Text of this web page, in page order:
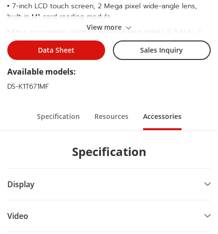
7-inch LCD touch screen, 2 Mega pixel wide-angle lens,
built-in M1 card reading module
Face recognition distance (without face mask): 0.3 m to 3
m, Duration ＜ 0.2 s/User, Accuracy rate ≥ 99%
Max.6000 faces, Max.6000 cards and Max. 5000
fingerprints
Two-way audio with client software,indoor station, and main
Configuration via the web client
View more
Data Sheet Sales Inquiry
Available models:
DS-K1T671MF
Specification Resources Accessories
Specification
Display
Video